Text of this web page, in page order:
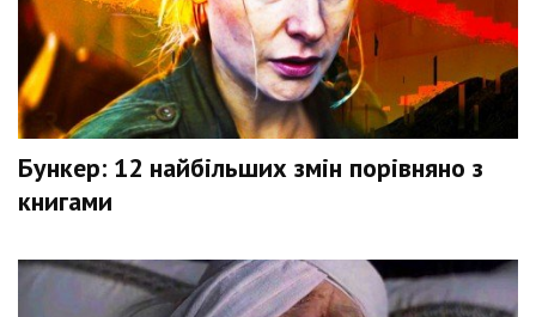
Бункер: 12 найбільших змін порівняно з
книгами